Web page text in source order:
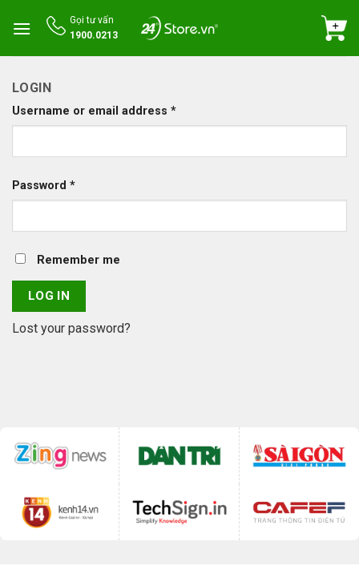
Gọi tư vấn
1900.0213
LOGIN
Username or email address *
Password *
Remember me
LOG IN
Lost your password?